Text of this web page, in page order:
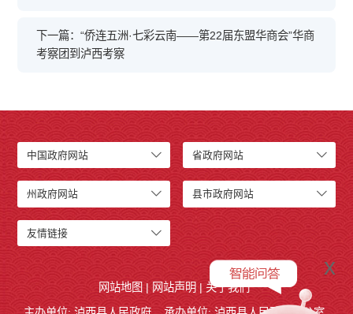
下一篇：“侨连五洲·七彩云南——第22届东盟华商会”华商
考察团到泸西考察
中国政府网站 省政府网站
州政府网站 县市政府网站
友情链接
网站地图 | 网站声明 | 关于我们
x